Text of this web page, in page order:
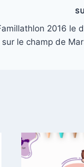
2016 le
le champ de